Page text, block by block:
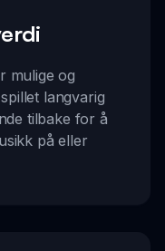
mulige og
langvarig
tilbake for å
på eller